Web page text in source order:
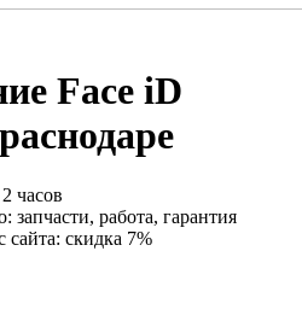
Face iD
часов
запчасти, работа, гарантия
сайта: скидка 7%